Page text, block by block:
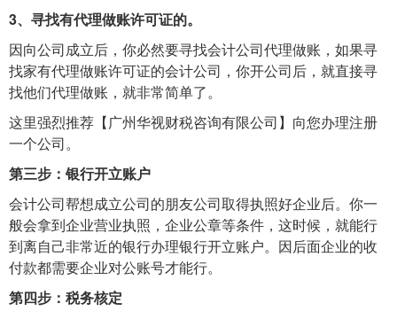
3、寻找有代理做账许可证的。
因向公司成立后，你必然要寻找会计公司代理做账，如果寻
找家有代理做账许可证的会计公司，你开公司后，就直接寻
找他们代理做账，就非常简单了。
这里强烈推荐【广州华视财税咨询有限公司】向您办理注册
一个公司。
第三步：银行开立账户
会计公司帮想成立公司的朋友公司取得执照好企业后。你一
般会拿到企业营业执照，企业公章等条件，这时候，就能行
到离自己非常近的银行办理银行开立账户。因后面企业的收
付款都需要企业对公账号才能行。
第四步：税务核定